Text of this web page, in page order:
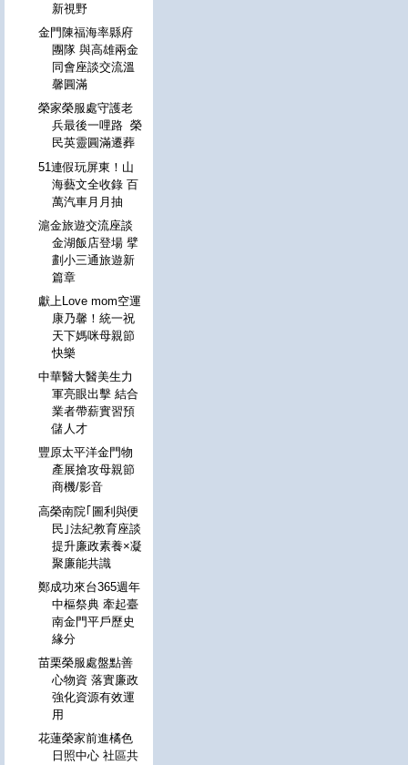
新視野
金門陳福海率縣府
團隊 與高雄兩金
同會座談交流溫
馨圓滿
榮家榮服處守護老
兵最後一哩路 榮
民英靈圓滿遷葬
51連假玩屏東！山
海藝文全收錄 百
萬汽車月月抽
滬金旅遊交流座談
金湖飯店登場 擘
劃小三通旅遊新
篇章
獻上Love mom空運
康乃馨！統一祝
天下媽咪母親節
快樂
中華醫大醫美生力
軍亮眼出擊 結合
業者帶薪實習預
儲人才
豐原太平洋金門物
產展搶攻母親節
商機/影音
高榮南院｢圖利與便
民｣法紀教育座談
提升廉政素養×凝
聚廉能共識
鄭成功來台365週年
中樞祭典 牽起臺
南金門平戶歷史
緣分
苗栗榮服處盤點善
心物資 落實廉政
強化資源有效運
用
花蓮榮家前進橘色
日照中心 社區共